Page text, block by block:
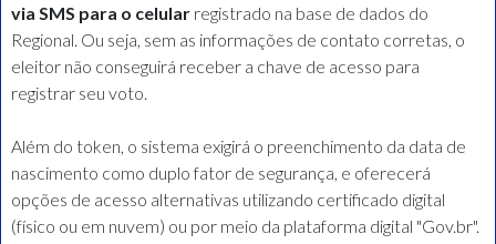
via SMS para o celularregistrado na base de dados do
Regional. Ou seja, sem as informações de contato corretas, o
eleitor não conseguirá receber a chave de acesso para
registrar seu voto.
Além do token, o sistema exigirá o preenchimento da data de
nascimento como duplo fator de segurança, e oferecerá
opções de acesso alternativas utilizando certificado digital
(físico ou em nuvem) ou por meio da plataforma digital "Gov.br".